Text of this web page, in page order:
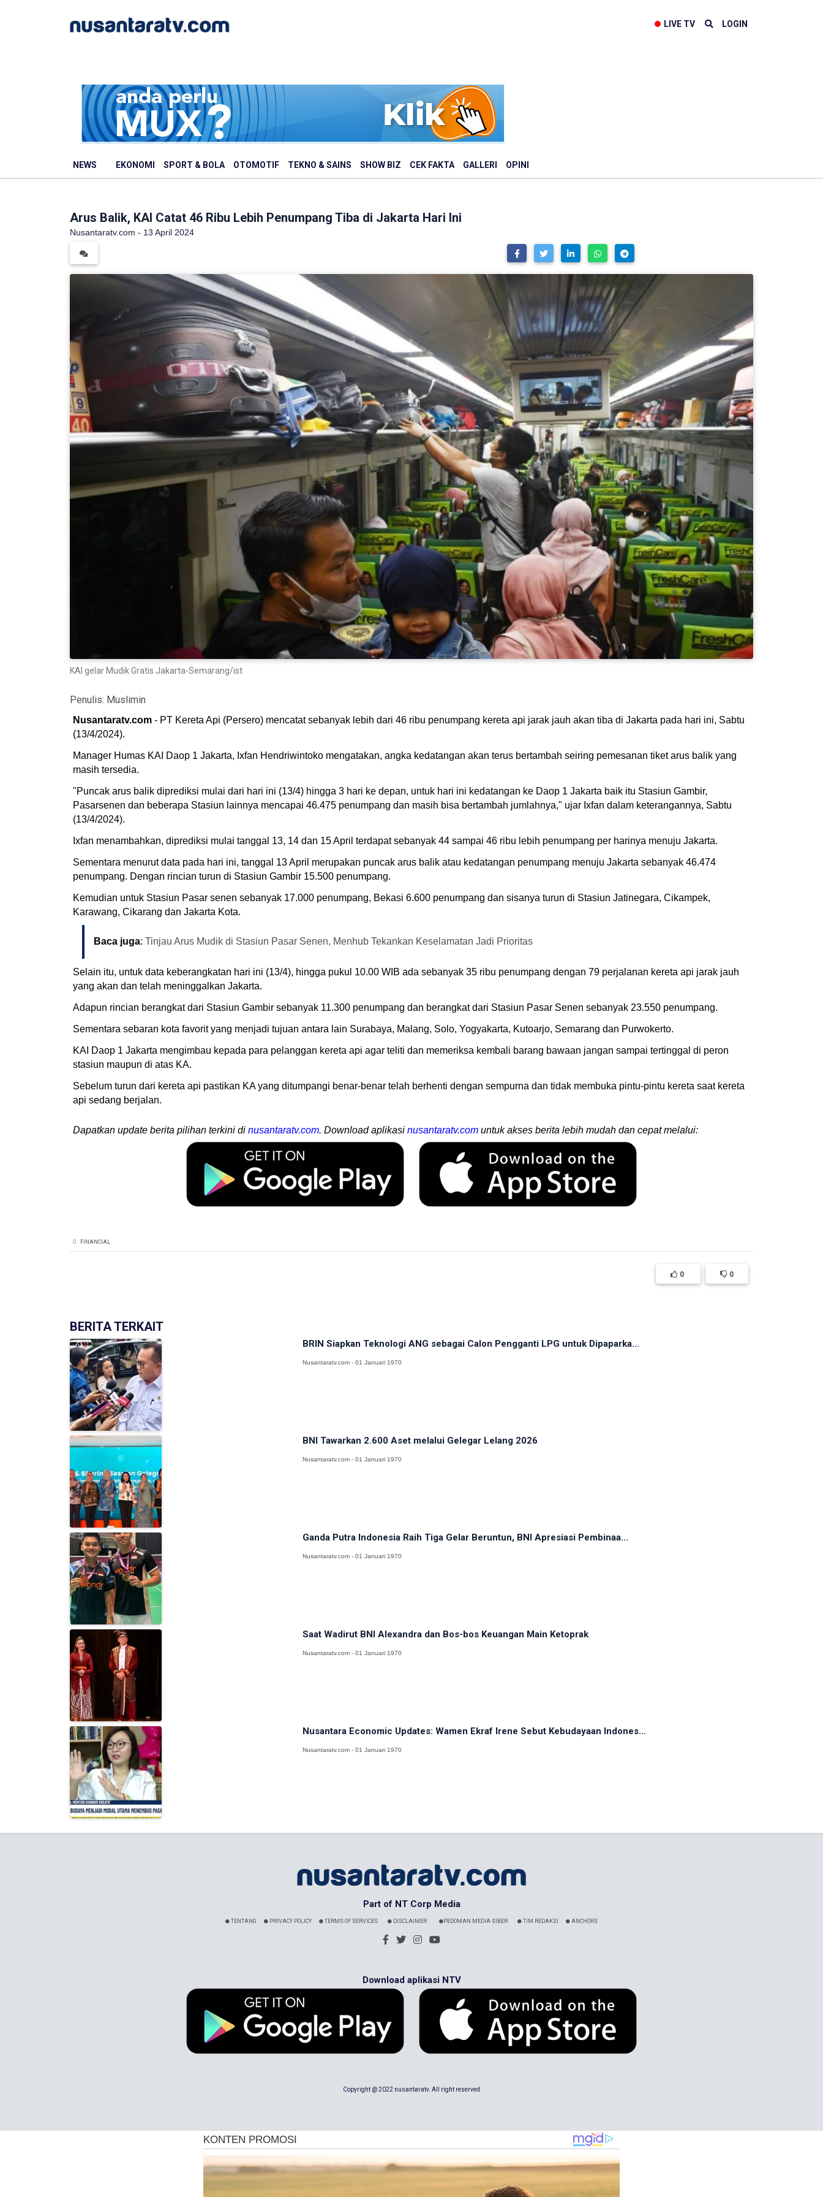
LIVE TV LOGIN
NEWS EKONOMI SPORT & BOLA OTOMOTIF TEKNO & SAINS SHOW BIZ CEK FAKTA GALLERI OPINI
Arus Balik, KAI Catat 46 Ribu Lebih Penumpang Tiba di Jakarta Hari Ini
Nusantaratv.com - 13 April 2024
KAI gelar Mudik Gratis Jakarta-Semarang/ist
Penulis: Muslimin
Nusantaratv.com - PT Kereta Api (Persero) mencatat sebanyak lebih dari 46 ribu penumpang kereta api jarak jauh akan tiba di Jakarta pada hari ini, Sabtu
(13/4/2024).
Manager Humas KAI Daop 1 Jakarta, Ixfan Hendriwintoko mengatakan, angka kedatangan akan terus bertambah seiring pemesanan tiket arus balik yang
masih tersedia.
"Puncak arus balik diprediksi mulai dari hari ini (13/4) hingga 3 hari ke depan, untuk hari ini kedatangan ke Daop 1 Jakarta baik itu Stasiun Gambir,
Pasarsenen dan beberapa Stasiun lainnya mencapai 46.475 penumpang dan masih bisa bertambah jumlahnya," ujar Ixfan dalam keterangannya, Sabtu
(13/4/2024).
Ixfan menambahkan, diprediksi mulai tanggal 13, 14 dan 15 April terdapat sebanyak 44 sampai 46 ribu lebih penumpang per harinya menuju Jakarta.
Sementara menurut data pada hari ini, tanggal 13 April merupakan puncak arus balik atau kedatangan penumpang menuju Jakarta sebanyak 46.474
penumpang. Dengan rincian turun di Stasiun Gambir 15.500 penumpang.
Kemudian untuk Stasiun Pasar senen sebanyak 17.000 penumpang, Bekasi 6.600 penumpang dan sisanya turun di Stasiun Jatinegara, Cikampek,
Karawang, Cikarang dan Jakarta Kota.
Baca juga: Tinjau Arus Mudik di Stasiun Pasar Senen, Menhub Tekankan Keselamatan Jadi Prioritas
Selain itu, untuk data keberangkatan hari ini (13/4), hingga pukul 10.00 WIB ada sebanyak 35 ribu penumpang dengan 79 perjalanan kereta api jarak jauh
yang akan dan telah meninggalkan Jakarta.
Adapun rincian berangkat dari Stasiun Gambir sebanyak 11.300 penumpang dan berangkat dari Stasiun Pasar Senen sebanyak 23.550 penumpang.
Sementara sebaran kota favorit yang menjadi tujuan antara lain Surabaya, Malang, Solo, Yogyakarta, Kutoarjo, Semarang dan Purwokerto.
KAI Daop 1 Jakarta mengimbau kepada para pelanggan kereta api agar teliti dan memeriksa kembali barang bawaan jangan sampai tertinggal di peron
stasiun maupun di atas KA.
Sebelum turun dari kereta api pastikan KA yang ditumpangi benar-benar telah berhenti dengan sempurna dan tidak membuka pintu-pintu kereta saat kereta
api sedang berjalan.
Dapatkan update berita pilihan terkini di nusantaratv.com. Download aplikasi nusantaratv.com untuk akses berita lebih mudah dan cepat melalui:
FINANCIAL
0 0
BERITA TERKAIT
BRIN Siapkan Teknologi ANG sebagai Calon Pengganti LPG untuk Dipaparka...
Nusantaratv.com - 01 Januari 1970
BNI Tawarkan 2.600 Aset melalui Gelegar Lelang 2026
Nusantaratv.com - 01 Januari 1970
Ganda Putra Indonesia Raih Tiga Gelar Beruntun, BNI Apresiasi Pembinaa...
Nusantaratv.com - 01 Januari 1970
Saat Wadirut BNI Alexandra dan Bos-bos Keuangan Main Ketoprak
Nusantaratv.com - 01 Januari 1970
Nusantara Economic Updates: Wamen Ekraf Irene Sebut Kebudayaan Indones...
Nusantaratv.com - 01 Januari 1970
Part of NT Corp Media
TENTANG PRIVACY POLICY TERMS OF SERVICES DISCLAIMER PEDOMAN MEDIA SIBER TIM REDAKSI ANCHORS
Download aplikasi NTV
Copyright @ 2022 nusantaratv. All right reserved